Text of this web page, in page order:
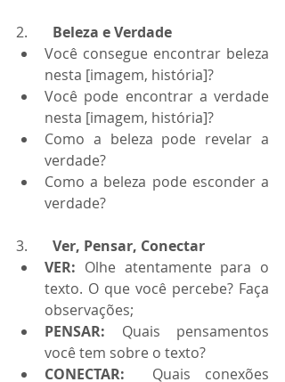
2. Beleza e Verdade
Você consegue encontrar beleza
nesta [imagem, história]?
Você pode encontrar a verdade
nesta [imagem, história]?
Como a beleza pode revelar a
verdade?
Como a beleza pode esconder a
verdade?
3. Ver, Pensar, Conectar
VER: Olhe atentamente para o
texto. O que você percebe? Faça
observações;
PENSAR: Quais pensamentos
você tem sobre o texto?
CONECTAR:
  Quais conexões